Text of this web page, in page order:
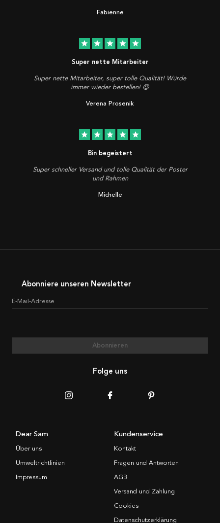
Fabienne
star star star star star
Super nette Mitarbeiter
Super nette Mitarbeiter, super tolle Qualität! Würde
immer wieder bestellen! 😍
Verena Prosenik
star star star star star
Bin begeistert
Super schneller Versand und tolle Qualität der Poster
und Rahmen
Michelle
Abonniere unseren Newsletter
E-Mail-Adresse
Abonnieren
Folge uns
Dear Sam
Über uns
Umweltrichtlinien
Impressum
Kundenservice
Kontakt
Fragen und Antworten
AGB
Versand und Zahlung
Cookies
Datenschutzerklärung